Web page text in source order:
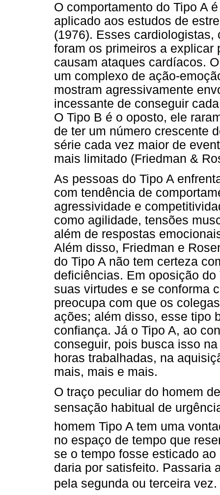
O comportamento do Tipo A
aplicado aos estudos de
(1976). Esses cardiologistas,
foram os primeiros a
causam ataques cardíacos.
um complexo de ação-
mostram agressivamente
incessante de conseguir
O Tipo B é o oposto, ele
de ter um número crescente
série cada vez maior de
mais limitado (Friedman &
As pessoas do Tipo A
com tendência de
agressividade e
como agilidade, tensões
além de respostas
Além disso, Friedman e
do Tipo A não tem certeza
deficiências. Em oposição
suas virtudes e se conforma
preocupa com que os
ações; além disso, esse tipo
confiança. Já o Tipo A, ao
conseguir, pois busca isso
horas trabalhadas, na
mais, mais e mais.
O traço peculiar do homem
sensação habitual de
homem Tipo A tem uma
no espaço de tempo que
se o tempo fosse esticado
daria por satisfeito. Passaria
pela segunda ou terceira vez.